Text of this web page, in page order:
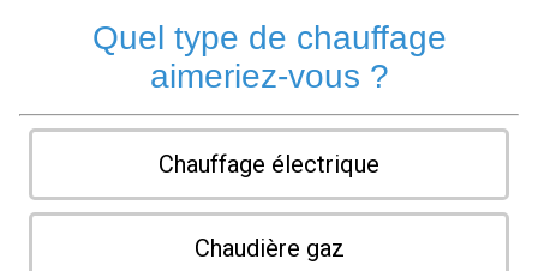
Quel type de chauffage
aimeriez-vous ?
Chauffage électrique
Chaudière gaz